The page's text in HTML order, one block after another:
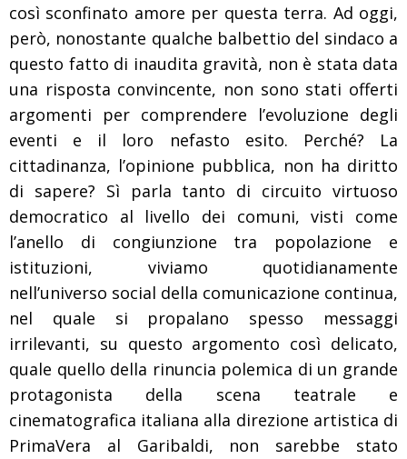
così sconfinato amore per questa terra. Ad oggi,
però, nonostante qualche balbettio del sindaco a
questo fatto di inaudita gravità, non è stata data
una risposta convincente, non sono stati offerti
argomenti per comprendere l’evoluzione degli
eventi e il loro nefasto esito. Perché? La
cittadinanza, l’opinione pubblica, non ha diritto
di sapere? Sì parla tanto di circuito virtuoso
democratico al livello dei comuni, visti come
l’anello di congiunzione tra popolazione e
istituzioni, viviamo quotidianamente
nell’universo social della comunicazione continua,
nel quale si propalano spesso messaggi
irrilevanti, su questo argomento così delicato,
quale quello della rinuncia polemica di un grande
protagonista della scena teatrale e
cinematografica italiana alla direzione artistica di
PrimaVera al Garibaldi, non sarebbe stato